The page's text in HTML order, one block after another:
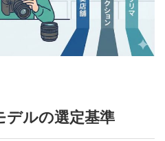
デルの選定基準